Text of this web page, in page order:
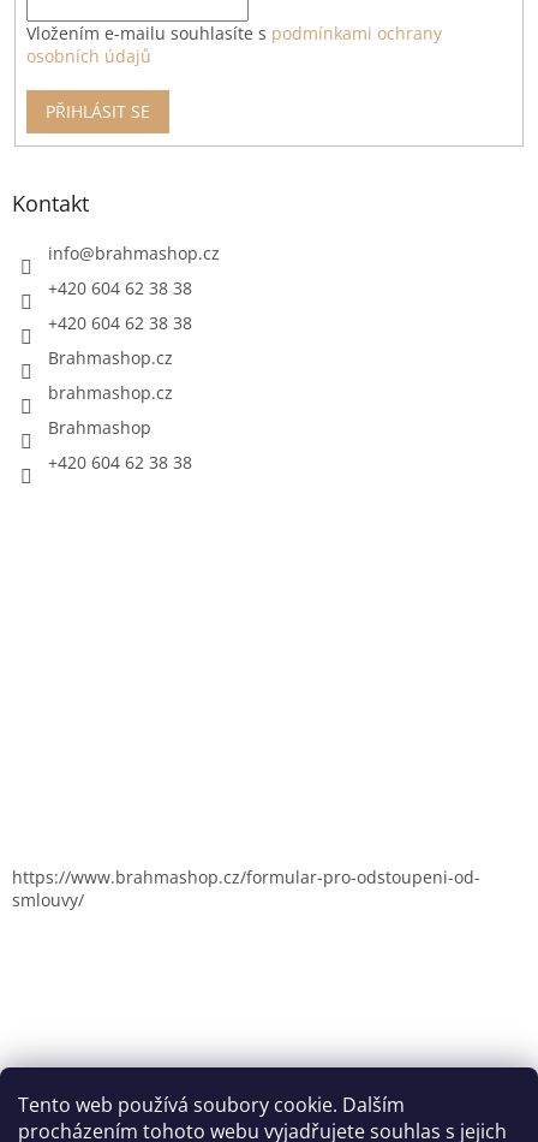
Tento web používá soubory cookie. Dalším
procházením tohoto webu vyjadřujete souhlas s jejich
Vložením e-mailu souhlasíte s podmínkami ochrany
osobních údajů
PŘIHLÁSIT SE
Kontakt
info@brahmashop.cz
+420 604 62 38 38
+420 604 62 38 38
Brahmashop.cz
brahmashop.cz
Brahmashop
+420 604 62 38 38
https://www.brahmashop.cz/formular-pro-odstoupeni-od-
smlouvy/